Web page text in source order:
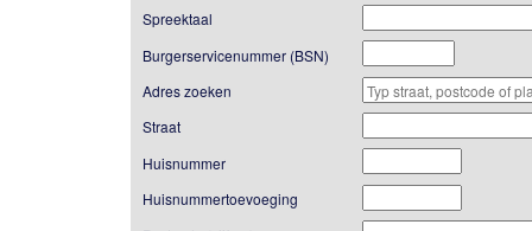
Spreektaal
Burgerservicenummer (BSN)
Adres zoeken
Straat
Huisnummer
Huisnummertoevoeging